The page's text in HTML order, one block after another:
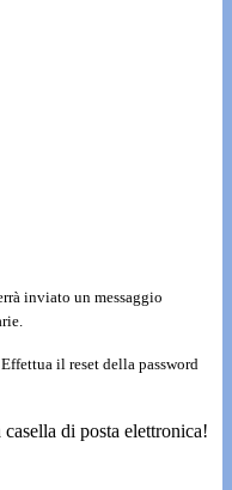
inviato un messaggio
il reset della password
di posta elettronica!